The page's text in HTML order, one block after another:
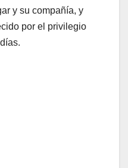
y su compañía, y
por el privilegio